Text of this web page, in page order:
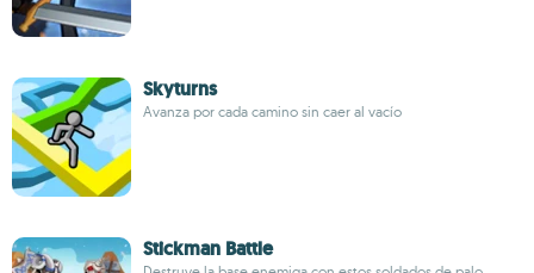
Skyturns
Avanza por cada camino sin caer al vacío
Stickman Battle